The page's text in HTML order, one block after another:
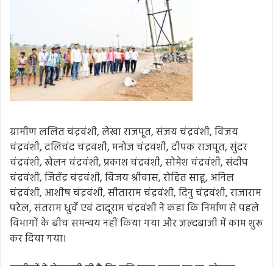
ग्रामीण ललित चंद्रवंशी, लेखा राजपूत, संजय चंद्रवंशी, विजय
चंद्रवंशी, दलिचंद चंद्रवंशी, मनोज चंद्रवंशी, दीपक राजपूत, सुंदर
चंद्रवंशी, खेलन चंद्रवंशी, प्रकाश चंद्रवंशी, सोमेश चंद्रवंशी, संदीप
चंद्रवंशी, जितेंद्र चंद्रवंशी, विजय श्रीवास, रोहित साहू, अनिल
चंद्रवंशी, आशीष चंद्रवंशी, सीताराम चंद्रवंशी, दिनु चंद्रवंशी, राजाराम
पटेल, संतराम धुर्वे एवं दादूराम चंद्रवंशी ने कहा कि निर्माण से पहले
विभागों के बीच समन्वय नहीं किया गया और जल्दबाजी में काम शुरू
कर दिया गया।